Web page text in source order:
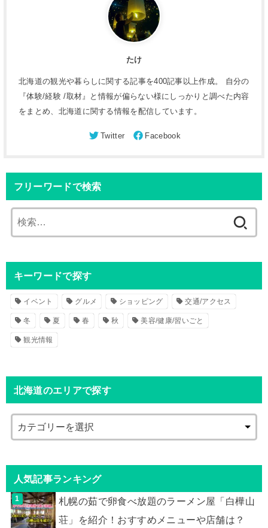
たけ
北海道の観光や暮らしに関する記事を400記事以上作成。 自分の
『体験/経験 /取材』と情報が偏らない様にしっかりと調べた内容
をまとめ、北海道に関する情報を配信しています。
フリーワードで検索
索
キーワードで探す
イベント グルメ ショッピング 交通/アクセス
冬 夏 春 秋 美容/健康/習いごと
観光情報
北海道のエリアで探す
人気記事ランキング
札幌の茹で卵食べ放題のラーメン屋「白樺山
荘」を紹介！おすすめメニューや店舗は？